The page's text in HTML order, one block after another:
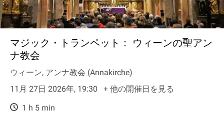
マジック・トランペット： ウィーンの聖アン
ナ教会
ウィーン, アンナ教会 (Annakirche)
11月 27日 2026年, 19:30
+ 他の開催日を見る
1 h 5 min